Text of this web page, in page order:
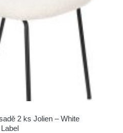
2 ks Jolien – White
Label